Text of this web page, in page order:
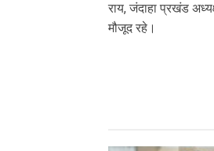
राय, जंदाहा प्रखंड
मौजूद रहे।